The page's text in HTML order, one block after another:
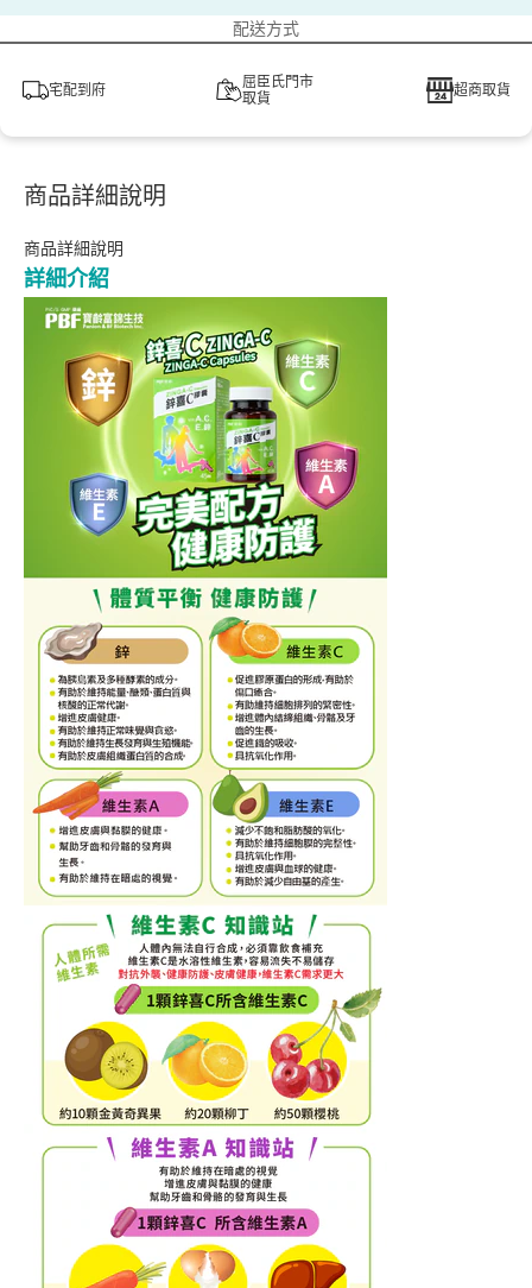
配送方式
宅配到府
屈臣氏門市
取貨
超商取貨
商品詳細說明
商品詳細說明
詳細介紹